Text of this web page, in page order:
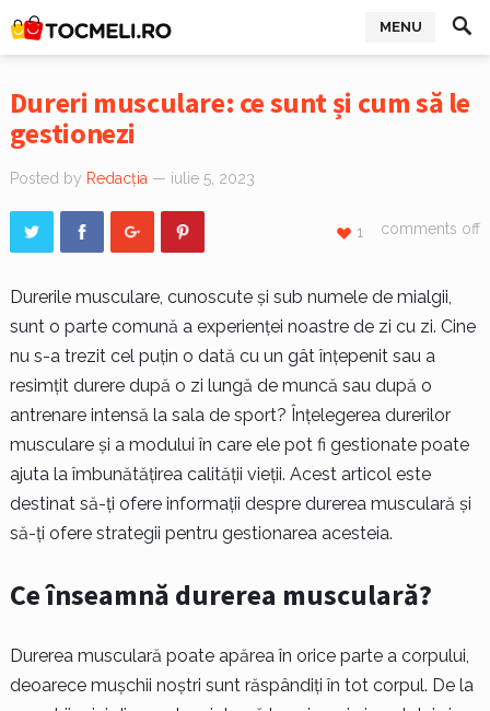
MENU
Dureri musculare: ce sunt și cum să le
gestionezi
Posted by Redacția — iulie 5, 2023
comments off
1
Durerile musculare, cunoscute și sub numele de mialgii,
sunt o parte comună a experienței noastre de zi cu zi. Cine
nu s-a trezit cel puțin o dată cu un gât înțepenit sau a
resimțit durere după o zi lungă de muncă sau după o
antrenare intensă la sala de sport? Înțelegerea durerilor
musculare și a modului în care ele pot fi gestionate poate
ajuta la îmbunătățirea calității vieții. Acest articol este
destinat să-ți ofere informații despre durerea musculară și
să-ți ofere strategii pentru gestionarea acesteia.
Ce înseamnă durerea musculară?
Durerea musculară poate apărea în orice parte a corpului,
deoarece mușchii noștri sunt răspândiți în tot corpul. De la